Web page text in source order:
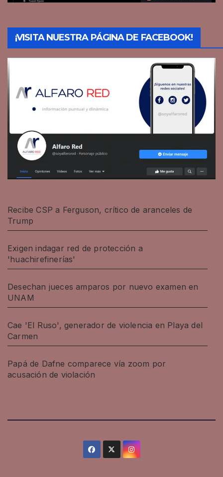
¡VISITA NUESTRA PÁGINA DE FACEBOOK!
Recibe CSP a Ferguson, crítico de aranceles de
Trump
Exigen indagar red de protección a
'huachirefinerías'
Desechan jueces amparos por nuevo examen en
UNAM
Cae 'El Ruso', generador de violencia en Playa del
Carmen
Papá de Dafne comparece vía zoom por
acusación de violación